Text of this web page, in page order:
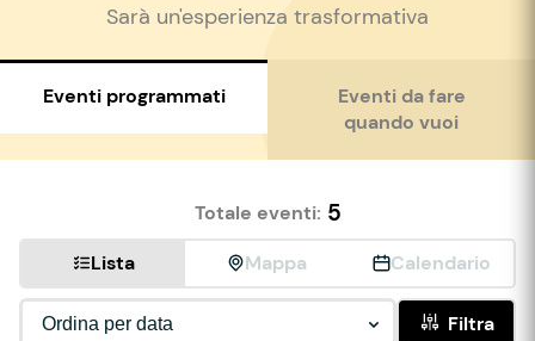
Sarà un'esperienza trasformativa
Eventi programmati
Eventi da fare
quando vuoi
Totale eventi: 5
Lista Mappa Calendario
Filtra